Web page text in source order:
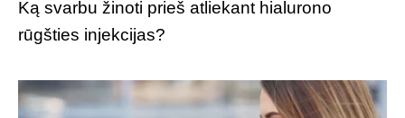
Ką svarbu žinoti prieš atliekant hialurono
rūgšties injekcijas?